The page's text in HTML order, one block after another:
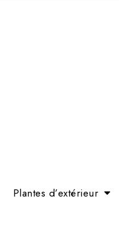
Plantes d’extérieur